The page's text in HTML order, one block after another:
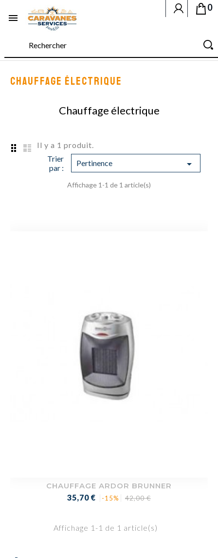

0
CHAUFFAGE ÉLECTRIQUE
Chauffage électrique
Il y a 1 produit.
Trier
par :
Pertinence 
Affichage 1-1 de 1 article(s)
CHAUFFAGE ARDOR BRUNNER
Prix
35,70 € -15%
Prix
42,00 €
Affichage 1-1 de 1 article(s)